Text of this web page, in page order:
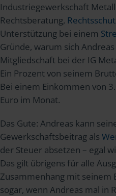
Industriegewerkschaft
Rechtsberatung,
Unterstützung bei einem
Gründe, warum sich
Mitgliedschaft bei der IG
Ein Prozent von seinem
Bei einem Einkommen von
Euro im Monat.
Das Gute: Andreas kann
Gewerkschaftsbeitrag als
der Steuer absetzen – egal
Das gilt übrigens für alle
Zusammenhang mit seinem
sogar, wenn Andreas mal in